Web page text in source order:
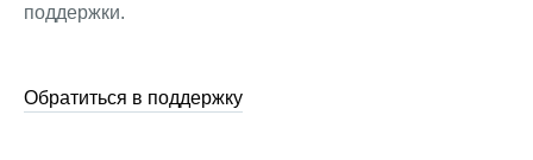
поддержки.
Обратиться в поддержку